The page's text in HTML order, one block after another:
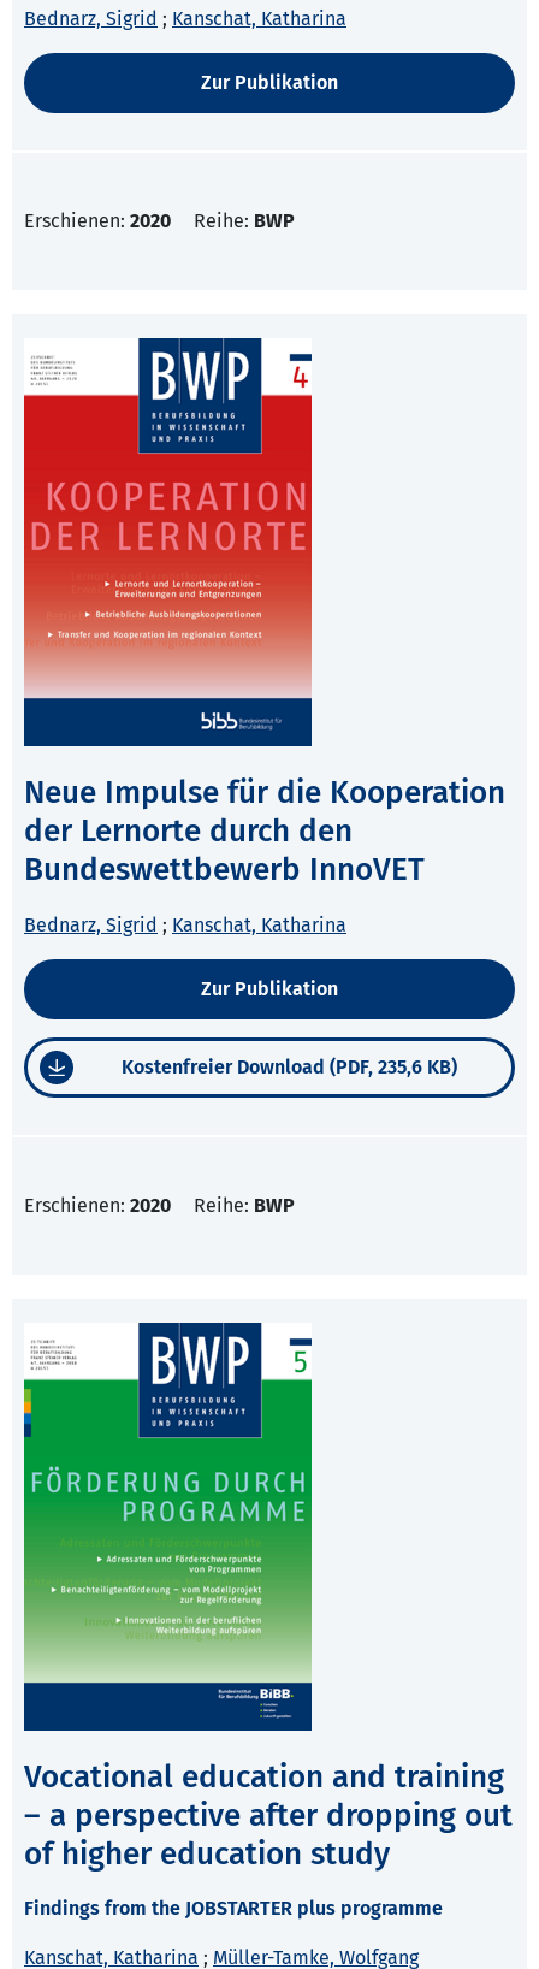
Bednarz, Sigrid ; Kanschat, Katharina
Zur Publikation
Erschienen: 2020 Reihe: BWP
Neue Impulse für die Kooperation
der Lernorte durch den
Bundeswettbewerb InnoVET
Bednarz, Sigrid ; Kanschat, Katharina
Zur Publikation
Kostenfreier Download (PDF, 235,6 KB)
Erschienen: 2020 Reihe: BWP
Vocational education and training
– a perspective after dropping out
of higher education study
Findings from the JOBSTARTER plus programme
Kanschat, Katharina ; Müller-Tamke, Wolfgang